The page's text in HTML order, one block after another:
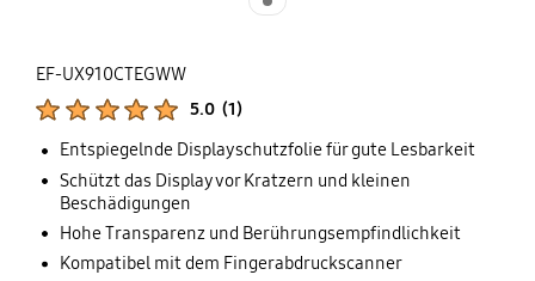
EF-UX910CTEGWW
5.0 (1)
Entspiegelnde Displayschutzfolie für gute Lesbarkeit
Schützt das Display vor Kratzern und kleinen
Beschädigungen
Hohe Transparenz und Berührungsempfindlichkeit
Kompatibel mit dem Fingerabdruckscanner